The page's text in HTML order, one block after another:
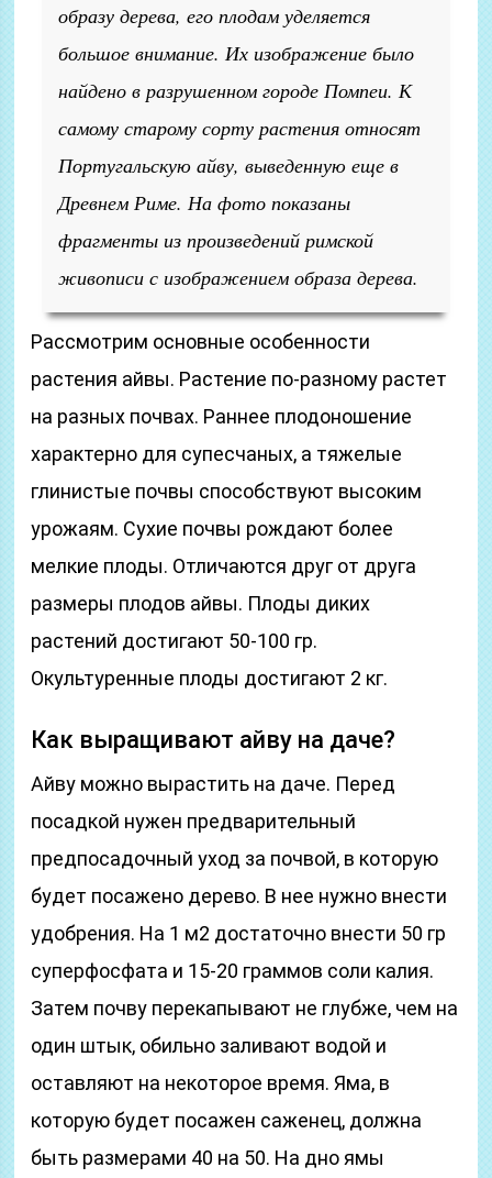
образу дерева, его плодам уделяется
большое внимание. Их изображение было
найдено в разрушенном городе Помпеи. К
самому старому сорту растения относят
Португальскую айву, выведенную еще в
Древнем Риме. На фото показаны
фрагменты из произведений римской
живописи с изображением образа дерева.
Рассмотрим основные особенности
растения айвы. Растение по-разному растет
на разных почвах. Раннее плодоношение
характерно для супесчаных, а тяжелые
глинистые почвы способствуют высоким
урожаям. Сухие почвы рождают более
мелкие плоды. Отличаются друг от друга
размеры плодов айвы. Плоды диких
растений достигают 50-100 гр.
Окультуренные плоды достигают 2 кг.
Как выращивают айву на даче?
Айву можно вырастить на даче. Перед
посадкой нужен предварительный
предпосадочный уход за почвой, в которую
будет посажено дерево. В нее нужно внести
удобрения. На 1 м2 достаточно внести 50 гр
суперфосфата и 15-20 граммов соли калия.
Затем почву перекапывают не глубже, чем на
один штык, обильно заливают водой и
оставляют на некоторое время. Яма, в
которую будет посажен саженец, должна
быть размерами 40 на 50. На дно ямы